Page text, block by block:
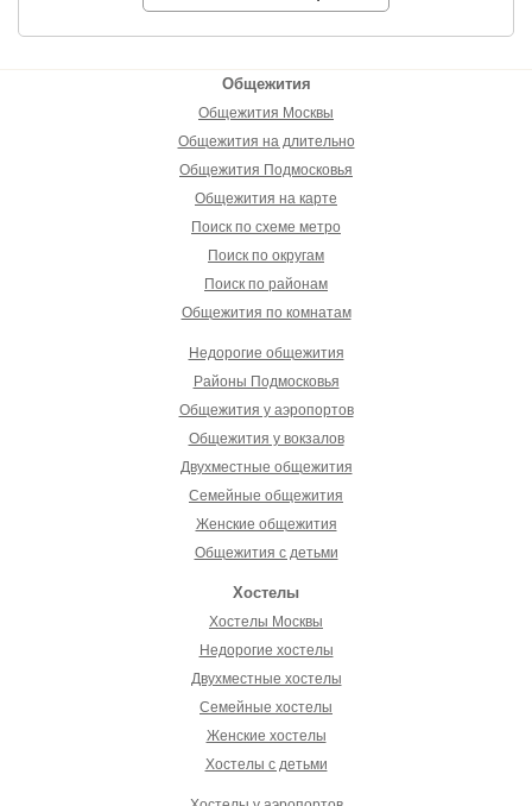
Общежития
Общежития Москвы
Общежития на длительно
Общежития Подмосковья
Общежития на карте
Поиск по схеме метро
Поиск по округам
Поиск по районам
Общежития по комнатам
Недорогие общежития
Районы Подмосковья
Общежития у аэропортов
Общежития у вокзалов
Двухместные общежития
Семейные общежития
Женские общежития
Общежития с детьми
Хостелы
Хостелы Москвы
Недорогие хостелы
Двухместные хостелы
Семейные хостелы
Женские хостелы
Хостелы с детьми